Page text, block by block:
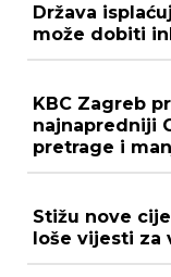
Država
može dobiti
KBC Zagreb
najnapredniji
pretrage i
Stižu nove
loše vijesti za